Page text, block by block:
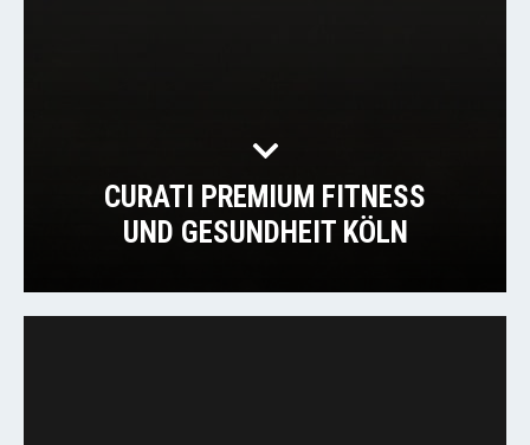
CURATI PREMIUM FITNESS
UND GESUNDHEIT KÖLN